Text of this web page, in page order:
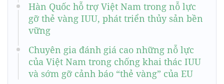
Hàn Quốc hỗ trợ Việt Nam trong nỗ lực
gỡ thẻ vàng IUU, phát triển thủy sản bền
vững
Chuyên gia đánh giá cao những nỗ lực
của Việt Nam trong chống khai thác IUU
và sớm gỡ cảnh báo “thẻ vàng” của EU